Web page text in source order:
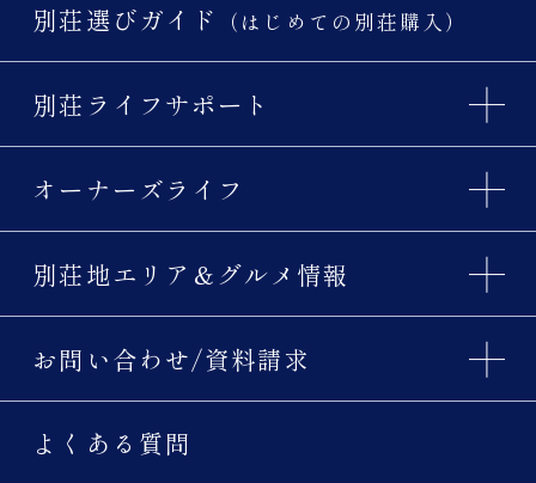
別荘選びガイド （はじめての別荘購入）
別荘ライフサポート
オーナーズライフ
別荘地エリア＆グルメ情報
お問い合わせ/資料請求
よくある質問